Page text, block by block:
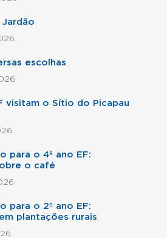
escolhas
visitam o Sítio do Picapau
para o 4º ano EF:
o café
para o 2º ano EF:
plantações rurais